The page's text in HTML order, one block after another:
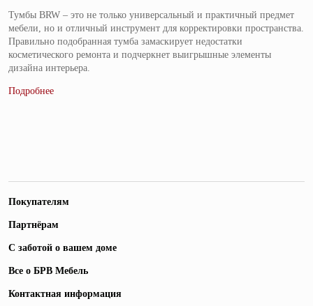
Тумбы BRW – это не только универсальный и практичный предмет
мебели, но и отличный инструмент для корректировки пространства.
Правильно подобранная тумба замаскирует недостатки
косметического ремонта и подчеркнет выигрышные элементы
дизайна интерьера.
Покупателям
Партнёрам
С заботой о вашем доме
Все о БРВ Мебель
Контактная информация